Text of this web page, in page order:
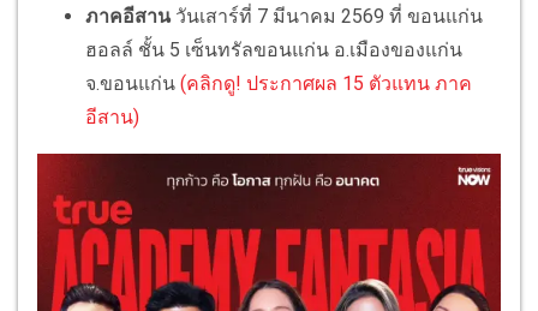
ภาคอีสานวันเสาร์ที่ 7 มีนาคม 2569 ที่ ขอนแก่น
ฮอลล์ ชั้น 5 เซ็นทรัลขอนแก่น อ.เมืองของแก่น
จ.ขอนแก่น (คลิกดู! ประกาศผล 15 ตัวแทน ภาค
อีสาน)